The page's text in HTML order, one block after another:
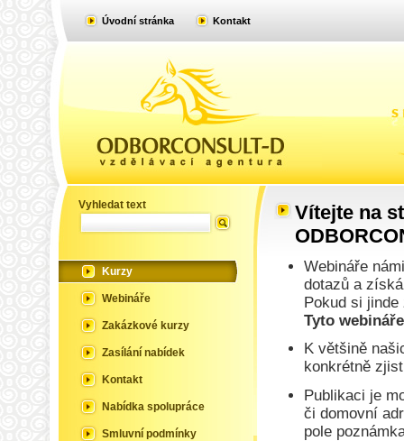
Úvodní stránka Kontakt
Vyhledat text
Kurzy
Webináře
Zakázkové kurzy
Zasílání nabídek
Kontakt
Nabídka spolupráce
Smluvní podmínky
Vítejte na
Webináře
dotazů a
Pokud si
Tyto
K většině
konkrétně
Publikaci je
či domovní
pole